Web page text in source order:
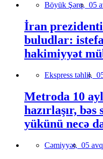
Böyük Şərq, 05
İran
buludlar:
hakimiyyət
Ekspress təhlil,
Metroda 10
hazırlaşır,
yükünü necə
Cəmiyyət, 05